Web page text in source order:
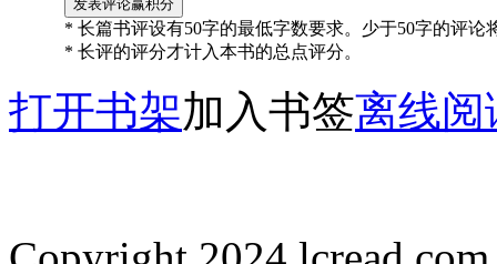
* 长篇书评设有50字的最低字数要求。少于50字的评论
* 长评的评分才计入本书的总点评分。
打开书架加入书签离线阅